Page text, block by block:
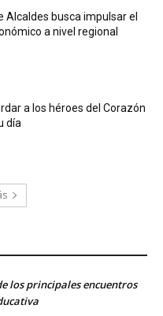
Alcaldes busca impulsar el
a nivel regional
a los héroes del Corazón
día
los principales encuentros